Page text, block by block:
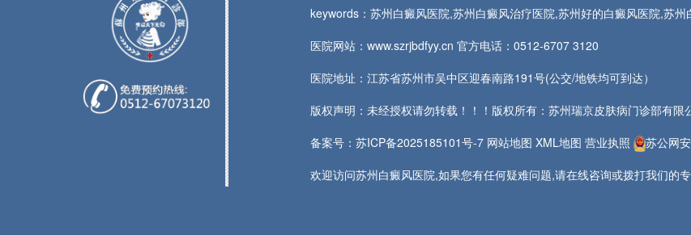
keywords：苏州白癜风医院,苏州白癜风治疗医院,苏州好的白癜风医院,苏州
医院网站：www.szrjbdfyy.cn 官方电话：0512-6707 3120
医院地址：江苏省苏州市吴中区迎春南路191号(公交/地铁均可到达）
版权声明：未经授权请勿转载！！！版权所有：苏州瑞京皮肤病门诊部有限
备案号：苏ICP备2025185101号-7 网站地图 XML地图 营业执照
苏公网
欢迎访问苏州白癜风医院,如果您有任何疑难问题,请在线咨询或拨打我们的